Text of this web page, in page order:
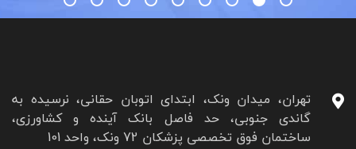
تهران، میدان ونک، ابتدای اتوبان حقانی، نرسیده به
گاندی جنوبی، حد فاصل بانک آینده و کشاورزی،
ساختمان فوق تخصصی پزشکان 72 ونک، واحد 101